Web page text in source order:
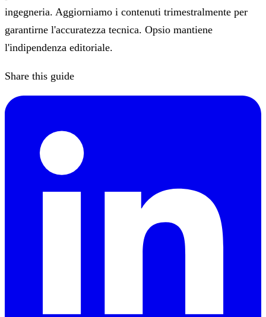
ingegneria. Aggiorniamo i contenuti trimestralmente per
garantirne l'accuratezza tecnica. Opsio mantiene
l'indipendenza editoriale.
Share this guide